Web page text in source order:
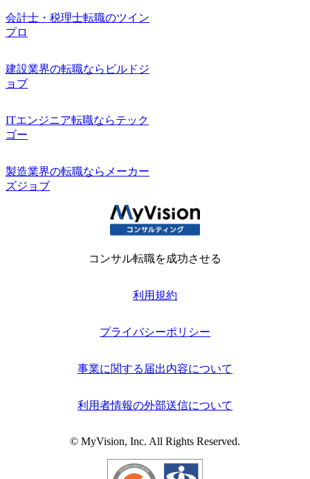
会計士・税理士転職のツイン
プロ
建設業界の転職ならビルドジ
ョブ
ITエンジニア転職ならテック
ゴー
製造業界の転職ならメーカー
ズジョブ
コンサル転職を成功させる
利用規約
プライバシーポリシー
事業に関する届出内容について
利用者情報の外部送信について
© MyVision, Inc. All Rights Reserved.